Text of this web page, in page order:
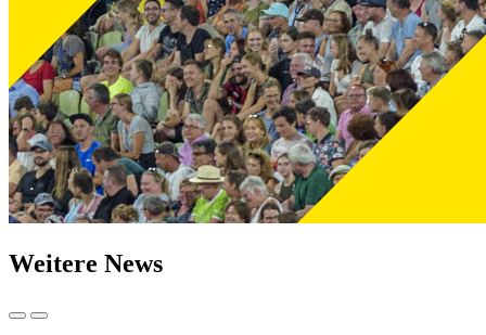
Weitere News